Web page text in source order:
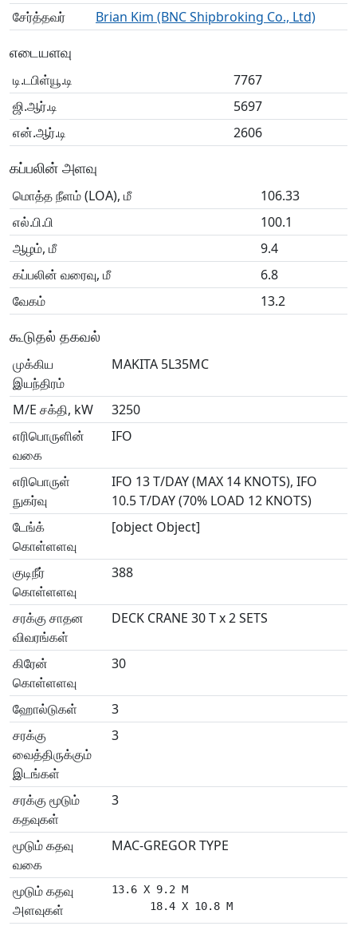
சேர்த்தவர் Brian Kim (BNC Shipbroking Co., Ltd)
எடையளவு
டி.டபிள்யூ.டி
7767
ஜி.ஆர்.டி
5697
என்.ஆர்.டி
2606
கப்பலின் அளவு
மொத்த நீளம் (LOA), மீ
106.33
எல்.பி.பி
100.1
ஆழம், மீ
9.4
கப்பலின் வரைவு, மீ
6.8
வேகம்
13.2
கூடுதல் தகவல்
முக்கிய
இயந்திரம்
MAKITA 5L35MC
M/E சக்தி, kW
3250
எரிபொருளின்
வகை
IFO
எரிபொருள்
நுகர்வு
IFO 13 T/DAY (MAX 14 KNOTS), IFO
10.5 T/DAY (70% LOAD 12 KNOTS)
டேங்க்
கொள்ளளவு
[object Object]
குடிநீர்
கொள்ளளவு
388
சரக்கு சாதன
விவரங்கள்
DECK CRANE 30 T x 2 SETS
கிரேன்
கொள்ளளவு
30
ஹோல்டுகள்
3
சரக்கு
வைத்திருக்கும்
இடங்கள்
3
சரக்கு மூடும்
கதவுகள்
3
மூடும் கதவு
வகை
MAC-GREGOR TYPE
மூடும் கதவு
அளவுகள்
13.6 X 9.2 M
      18.4 X 10.8 M